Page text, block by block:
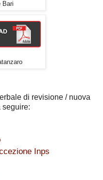
Bari
di revisione / nuova
seguire:
Inps